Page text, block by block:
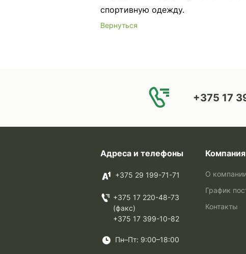
спортивную одежду.
Вернуться
+375 17
Адреса и телефоны
+375 29 199-71-71
+375 17 220-48-73
(факс)
+375 17 399-10-82
Пн–Пт: 9:00–18:00
Компания
О
График
Контакты